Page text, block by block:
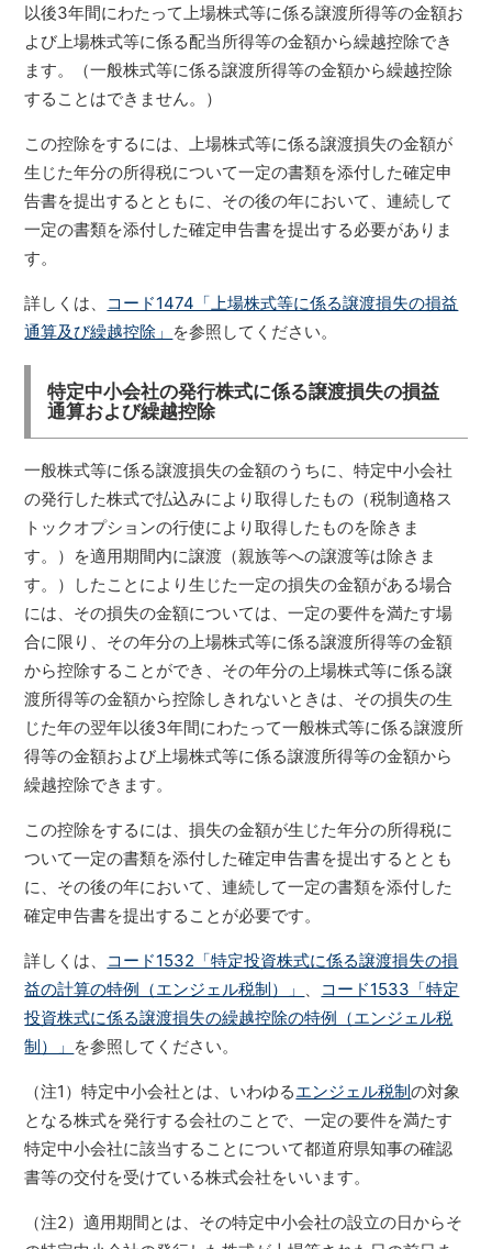
以後3年間にわたって上場株式等に係る譲渡所得等の金額お
よび上場株式等に係る配当所得等の金額から繰越控除でき
ます。（一般株式等に係る譲渡所得等の金額から繰越控除
することはできません。）
この控除をするには、上場株式等に係る譲渡損失の金額が
生じた年分の所得税について一定の書類を添付した確定申
告書を提出するとともに、その後の年において、連続して
一定の書類を添付した確定申告書を提出する必要がありま
す。
詳しくは、 コード1474「上場株式等に係る譲渡損失の損益
通算及び繰越控除」 を参照してください。
特定中小会社の発行株式に係る譲渡損失の損益
通算および繰越控除
一般株式等に係る譲渡損失の金額のうちに、特定中小会社
の発行した株式で払込みにより取得したもの（税制適格ス
トックオプションの行使により取得したものを除きま
す。）を適用期間内に譲渡（親族等への譲渡等は除きま
す。）したことにより生じた一定の損失の金額がある場合
には、その損失の金額については、一定の要件を満たす場
合に限り、その年分の上場株式等に係る譲渡所得等の金額
から控除することができ、その年分の上場株式等に係る譲
渡所得等の金額から控除しきれないときは、その損失の生
じた年の翌年以後3年間にわたって一般株式等に係る譲渡所
得等の金額および上場株式等に係る譲渡所得等の金額から
繰越控除できます。
この控除をするには、損失の金額が生じた年分の所得税に
ついて一定の書類を添付した確定申告書を提出するととも
に、その後の年において、連続して一定の書類を添付した
確定申告書を提出することが必要です。
詳しくは、 コード1532「特定投資株式に係る譲渡損失の損
益の計算の特例（エンジェル税制）」 、 コード1533「特定
投資株式に係る譲渡損失の繰越控除の特例（エンジェル税
制）」 を参照してください。
（注1）特定中小会社とは、いわゆるエンジェル税制の対象
となる株式を発行する会社のことで、一定の要件を満たす
特定中小会社に該当することについて都道府県知事の確認
書等の交付を受けている株式会社をいいます。
（注2）適用期間とは、その特定中小会社の設立の日からそ